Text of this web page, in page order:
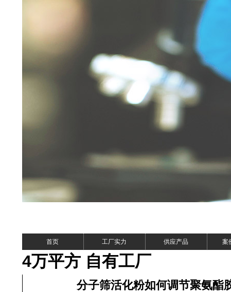
首页 工厂实力 供应产品 案
4万平方 自有工厂
分子筛活化粉如何调节聚氨酯